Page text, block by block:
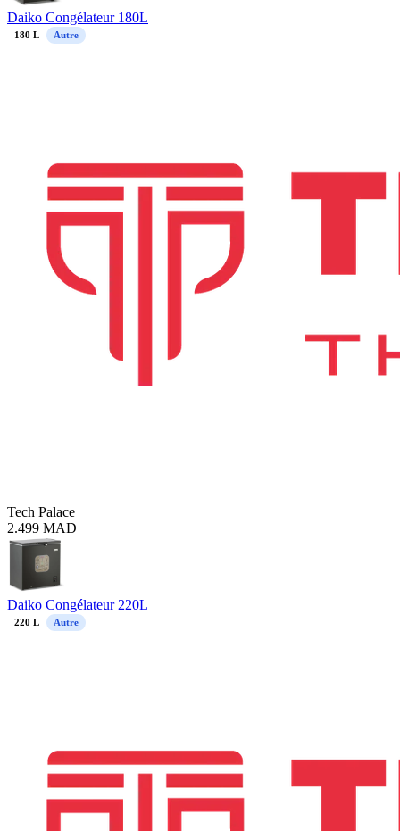
Daiko Congélateur 180L
180 L Autre
Tech Palace
2.499 MAD
Daiko Congélateur 220L
220 L Autre